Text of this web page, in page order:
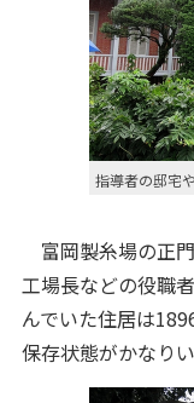
指導者の邸宅
富岡製糸場の正
工場長などの役職
んでいた住居は
保存状態がかなりい